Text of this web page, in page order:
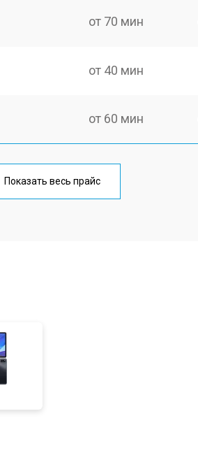
от 70 мин
от 40 мин
от 60 мин
от 50 мин
Показать весь прайс